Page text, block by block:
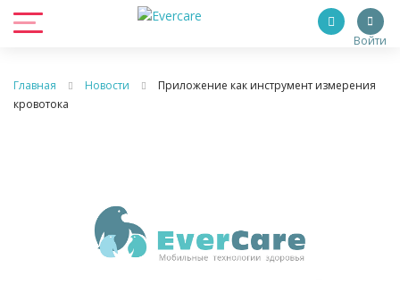
Войти
Главная Новости
Приложение как инструмент измерения
кровотока